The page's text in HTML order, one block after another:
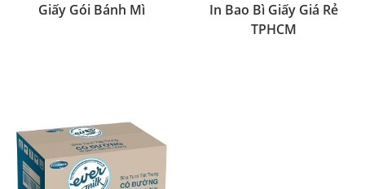
Giấy Gói Bánh Mì
In Bao Bì Giấy Giá Rẻ
TPHCM